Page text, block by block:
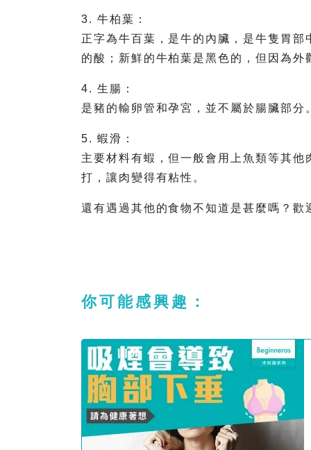
3. 牛柏葉：
正字為牛百葉，是牛的內臟，是牛隻胃
的酸；新鮮的牛柏葉是黑色的，但因為
4. 生腸：
是豬的輸卵管和孕宮，並不屬於腸臟部分
5. 蝦滑：
主要材料有蝦，但一般會用上魚類等其
打，讓肉變得有粘性。
還有遇過其他的食物不知道是甚麼嗎？歡
你可能感興趣：